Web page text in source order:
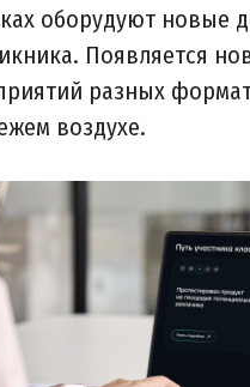
оборудуют новые
Появляется
разных
воздухе.